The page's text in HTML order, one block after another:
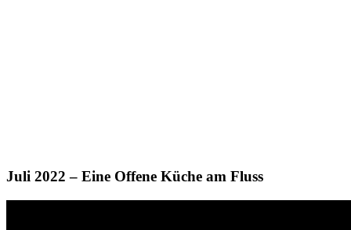
Juli 2022 – Eine Offene Küche am Fluss